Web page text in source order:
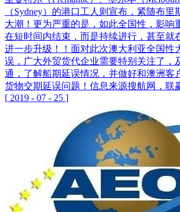
（Sydney）的港口工人则宣布，紧随布
大潮！更为严重的是，如此全国性，影响
在短时间内结束，而是持续进行，甚至就
进一步升级！！面对此次澳大利亚全国性
误，广大外贸货代企业需要特别关注了，
通，了解船期延误情况，并做好和澳洲客
货物交期延误问题！信息来源搜航网，联
[ 2019 - 07 - 25 ]